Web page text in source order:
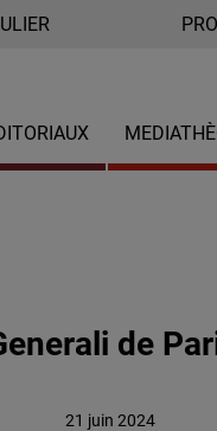
de
21 juin 2024